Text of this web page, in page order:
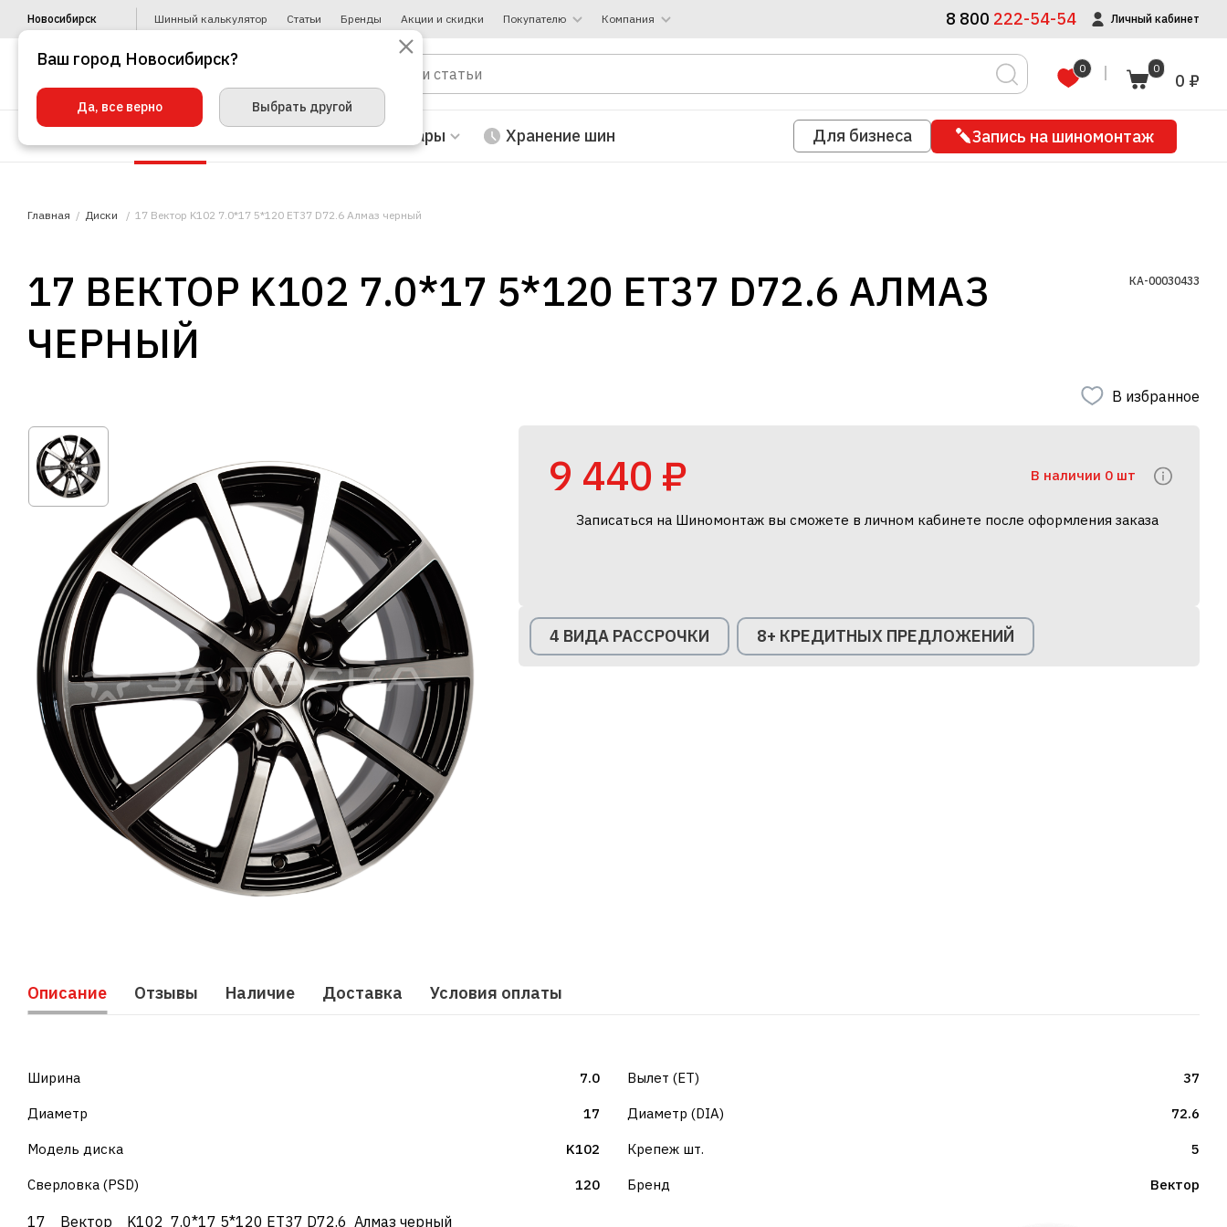
Новосибирск Шинный калькулятор Статьи Бренды Акции и скидки Покупателю Компания 8 800 222-54-54 Личный кабинет
0 0
0 ₽
Автотовары Хранение шин Для бизнеса Запись на шиномонтаж
Главная Диски 17 Вектор K102 7.0*17 5*120 ET37 D72.6 Алмаз черный
17 ВЕКТОР K102 7.0*17 5*120 ET37 D72.6 АЛМАЗ
ЧЕРНЫЙ
КА-00030433
В избранное
9 440 ₽ В наличии 0 шт
Записаться на Шиномонтаж вы сможете в личном кабинете после оформления заказа
4 ВИДА РАССРОЧКИ 8+ КРЕДИТНЫХ ПРЕДЛОЖЕНИЙ
Описание Отзывы Наличие Доставка Условия оплаты
Ширина 7.0
Диаметр 17
Модель диска K102
Сверловка (PSD) 120
Вылет (ET) 37
Диаметр (DIA) 72.6
Крепеж шт. 5
Бренд Вектор
17 Вектор K102 7.0*17 5*120 ET37 D72.6 Алмаз черный
Ваш город Новосибирск?
Да, все верно Выбрать другой